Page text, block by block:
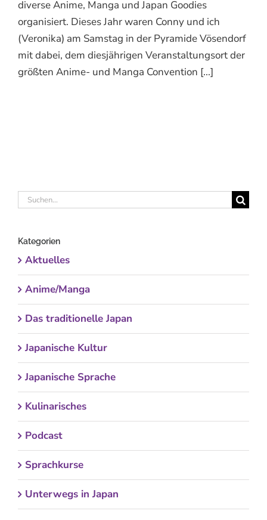
diverse Anime, Manga und Japan Goodies
organisiert. Dieses Jahr waren Conny und ich
(Veronika) am Samstag in der Pyramide Vösendorf
mit dabei, dem diesjährigen Veranstaltungsort der
größten Anime- und Manga Convention [...]
Suche
Kategorien
Aktuelles
Anime/Manga
Das traditionelle Japan
Japanische Kultur
Japanische Sprache
Kulinarisches
Podcast
Sprachkurse
Unterwegs in Japan